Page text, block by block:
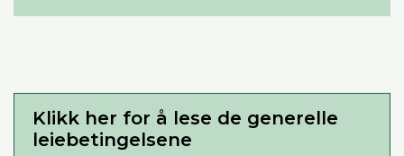
Klikk her for å lese de generelle
leiebetingelsene